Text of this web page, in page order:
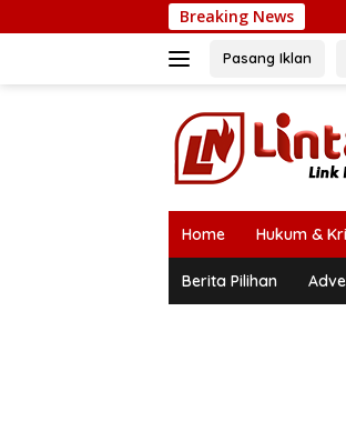
ke
Breaking News
Pasang Iklan
Home Hukum &
Berita Pilihan